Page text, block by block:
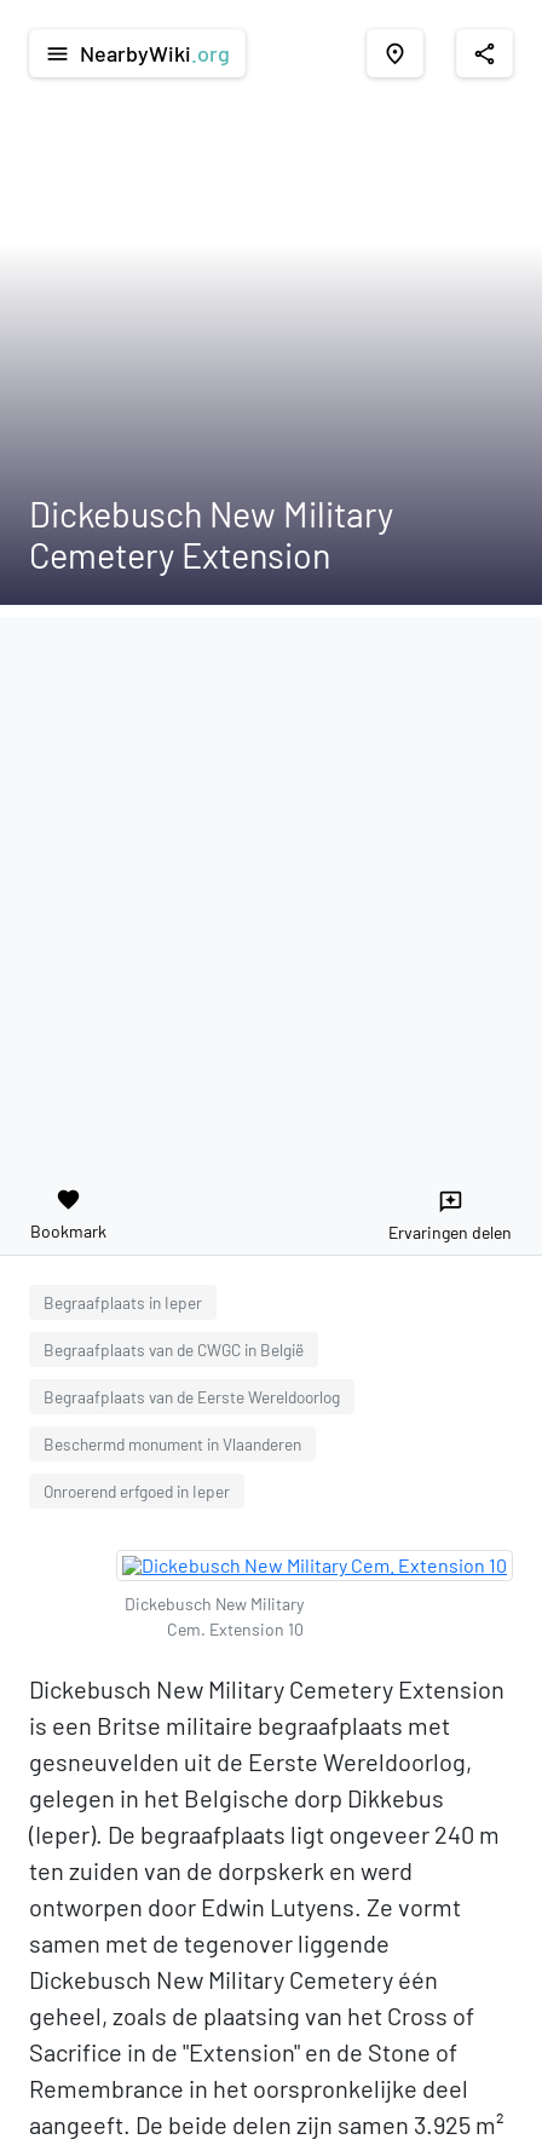
menu NearbyWiki .org place share
Dickebusch New Military
Cemetery Extension
favorite
Bookmark
reviews
Ervaringen delen
Begraafplaats in Ieper
Begraafplaats van de CWGC in België
Begraafplaats van de Eerste Wereldoorlog
Beschermd monument in Vlaanderen
Onroerend erfgoed in Ieper
Dickebusch New Military
Cem. Extension 10
Dickebusch New Military Cemetery Extension
is een Britse militaire begraafplaats met
gesneuvelden uit de Eerste Wereldoorlog,
gelegen in het Belgische dorp Dikkebus
(Ieper). De begraafplaats ligt ongeveer 240 m
ten zuiden van de dorpskerk en werd
ontworpen door Edwin Lutyens. Ze vormt
samen met de tegenover liggende
Dickebusch New Military Cemetery één
geheel, zoals de plaatsing van het Cross of
Sacrifice in de "Extension" en de Stone of
Remembrance in het oorspronkelijke deel
aangeeft. De beide delen zijn samen 3.925 m²